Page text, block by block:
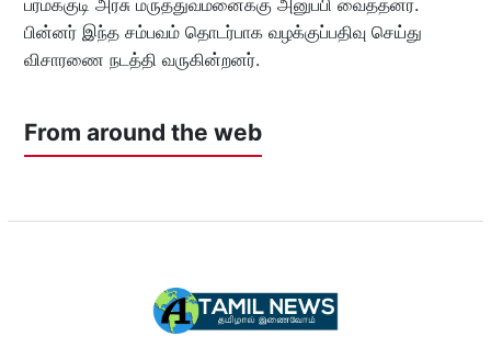
பின்னர் இந்த சம்பவம் தொடர்பாக வழக்குப்பதிவு செய்து
விசாரணை நடத்தி வருகின்றனர்.
From around the web